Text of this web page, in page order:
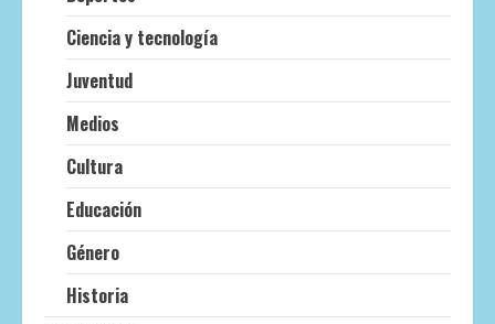
Ciencia y tecnología
Juventud
Medios
Cultura
Educación
Género
Historia